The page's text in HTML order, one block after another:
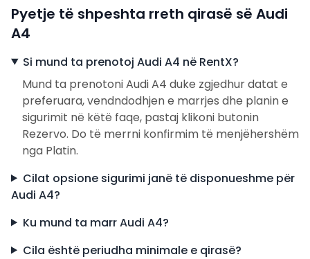
Pyetje të shpeshta rreth qirasë së Audi
A4
Si mund ta prenotoj Audi A4 në RentX?
Mund ta prenotoni Audi A4 duke zgjedhur datat e
preferuara, vendndodhjen e marrjes dhe planin e
sigurimit në këtë faqe, pastaj klikoni butonin
Rezervo. Do të merrni konfirmim të menjëhershëm
nga Platin.
Cilat opsione sigurimi janë të disponueshme për
Audi A4?
Ku mund ta marr Audi A4?
Cila është periudha minimale e qirasë?